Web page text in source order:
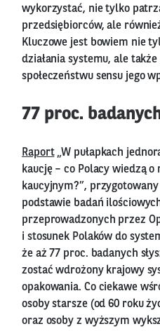
wykorzystać, nie tylko
przedsiębiorców, ale
Kluczowe jest bowiem nie
działania systemu, ale
społeczeństwu sensu jego
77 proc.
Raport„W pułapkach
kaucję – co Polacy wiedzą
kaucyjnym?”,
podstawie badań
przeprowadzonych przez
i stosunek Polaków do
że aż 77 proc. badanych
zostać wdrożony krajowy
opakowania. Co ciekawe
osoby starsze (od 60 roku
oraz osoby z wyższym